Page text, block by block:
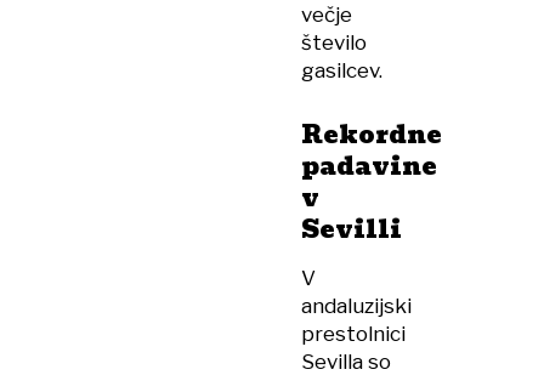
večje
število
gasilcev.
Rekordne
padavine
v
Sevilli
V
andaluzijski
prestolnici
Sevilla so